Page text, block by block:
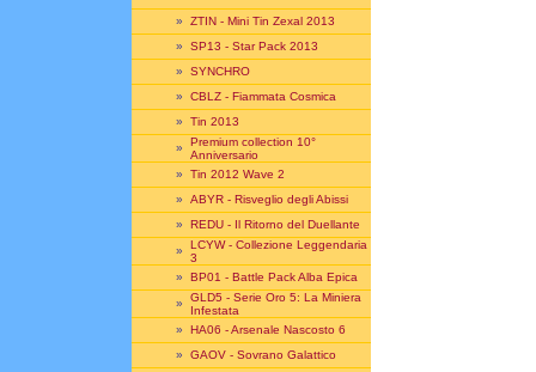
» ZTIN - Mini Tin Zexal 2013
» SP13 - Star Pack 2013
» SYNCHRO
» CBLZ - Fiammata Cosmica
» Tin 2013
» Premium collection 10°
Anniversario
» Tin 2012 Wave 2
» ABYR - Risveglio degli Abissi
» REDU - Il Ritorno del Duellante
» LCYW - Collezione Leggendaria
3
» BP01 - Battle Pack Alba Epica
» GLD5 - Serie Oro 5: La Miniera
Infestata
» HA06 - Arsenale Nascosto 6
» GAOV - Sovrano Galattico